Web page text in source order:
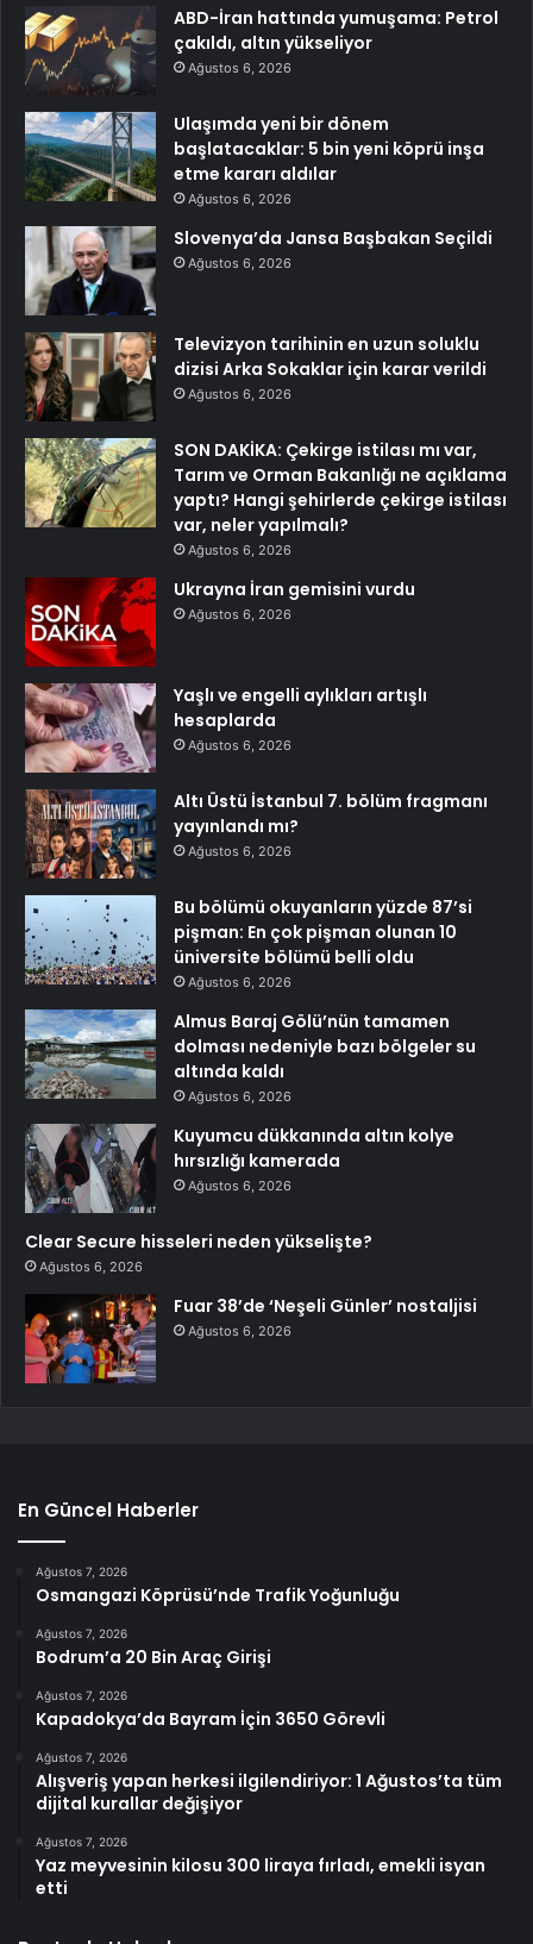
ABD-İran hattında yumuşama: Petrol
çakıldı, altın yükseliyor
Ağustos 6, 2026
Ulaşımda yeni bir dönem
başlatacaklar: 5 bin yeni köprü inşa
etme kararı aldılar
Ağustos 6, 2026
Slovenya’da Jansa Başbakan Seçildi
Ağustos 6, 2026
Televizyon tarihinin en uzun soluklu
dizisi Arka Sokaklar için karar verildi
Ağustos 6, 2026
SON DAKİKA: Çekirge istilası mı var,
Tarım ve Orman Bakanlığı ne açıklama
yaptı? Hangi şehirlerde çekirge istilası
var, neler yapılmalı?
Ağustos 6, 2026
Ukrayna İran gemisini vurdu
Ağustos 6, 2026
Yaşlı ve engelli aylıkları artışlı
hesaplarda
Ağustos 6, 2026
Altı Üstü İstanbul 7. bölüm fragmanı
yayınlandı mı?
Ağustos 6, 2026
Bu bölümü okuyanların yüzde 87’si
pişman: En çok pişman olunan 10
üniversite bölümü belli oldu
Ağustos 6, 2026
Almus Baraj Gölü’nün tamamen
dolması nedeniyle bazı bölgeler su
altında kaldı
Ağustos 6, 2026
Kuyumcu dükkanında altın kolye
hırsızlığı kamerada
Ağustos 6, 2026
Clear Secure hisseleri neden yükselişte?
Ağustos 6, 2026
Fuar 38’de ‘Neşeli Günler’ nostaljisi
Ağustos 6, 2026
En Güncel Haberler
Ağustos 7, 2026
Osmangazi Köprüsü’nde Trafik Yoğunluğu
Ağustos 7, 2026
Bodrum’a 20 Bin Araç Girişi
Ağustos 7, 2026
Kapadokya’da Bayram İçin 3650 Görevli
Ağustos 7, 2026
Alışveriş yapan herkesi ilgilendiriyor: 1 Ağustos’ta tüm
dijital kurallar değişiyor
Ağustos 7, 2026
Yaz meyvesinin kilosu 300 liraya fırladı, emekli isyan
etti